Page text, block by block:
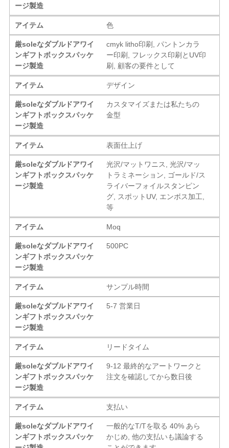
ージ製造
アイテム 色
厳soleなダブルドアワイ
ンギフトボックスパッケ
ージ製造
cmyk litho印刷, パントンカラ
ー印刷, フレックス印刷とUV印
刷, 顧客の要件として
アイテム デザイン
厳soleなダブルドアワイ
ンギフトボックスパッケ
ージ製造
カスタマイズまたは私たちの
金型
アイテム 表面仕上げ
厳soleなダブルドアワイ
ンギフトボックスパッケ
ージ製造
光沢/マットワニス, 光沢/マッ
トラミネーション, ゴールド/ス
ライバーフォイルスタンピン
グ, スポットUV, エンボス加工,
等
アイテム Moq
厳soleなダブルドアワイ
ンギフトボックスパッケ
ージ製造
500PC
アイテム サンプル時間
厳soleなダブルドアワイ
ンギフトボックスパッケ
ージ製造
5-7 営業日
アイテム リードタイム
厳soleなダブルドアワイ
ンギフトボックスパッケ
ージ製造
9-12 最終的なアートワークと
注文を確認してから数日後
アイテム 支払い
厳soleなダブルドアワイ
ンギフトボックスパッケ
一般的なT/Tを取る 40% あら
かじめ, 他の支払いも議論する